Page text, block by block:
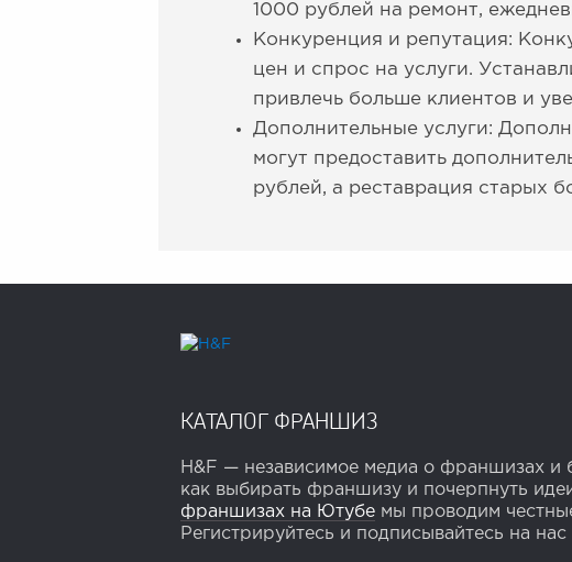
1000 рублей на ремонт,
Конкуренция и репутация:
цен и спрос на услуги.
привлечь больше клиентов и
Дополнительные услуги:
могут предоставить
рублей, а реставрация старых
КАТАЛОГ ФРАНШИЗ
H&F — независимое медиа о франшизах и
как выбирать франшизу и почерпнуть
франшизах на Ютубе мы проводим
Регистрируйтесь и подписывайтесь на